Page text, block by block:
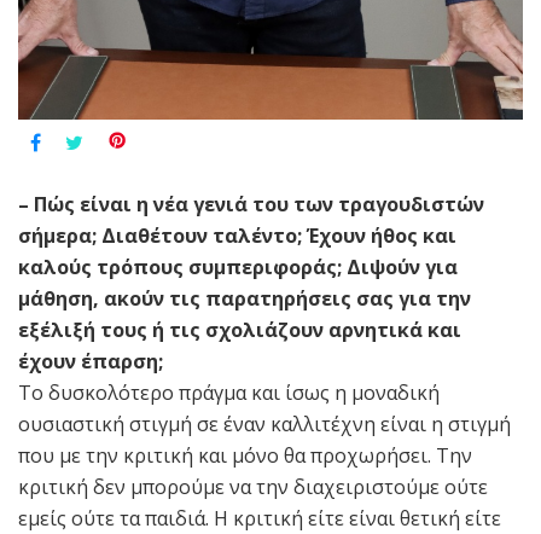
– Πώς είναι η νέα γενιά του των τραγουδιστών
σήμερα; Διαθέτουν ταλέντο; Έχουν ήθος και
καλούς τρόπους συμπεριφοράς; Διψούν για
μάθηση, ακούν τις παρατηρήσεις σας για την
εξέλιξή τους ή τις σχολιάζουν αρνητικά και
έχουν έπαρση;
Το δυσκολότερο πράγμα και ίσως η μοναδική
ουσιαστική στιγμή σε έναν καλλιτέχνη είναι η στιγμή
που με την κριτική και μόνο θα προχωρήσει. Την
κριτική δεν μπορούμε να την διαχειριστούμε ούτε
εμείς ούτε τα παιδιά. Η κριτική είτε είναι θετική είτε